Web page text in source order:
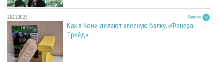
28.11.2025 Развитие
Как в Коми делают клееную балку. «Фанера
Трейд»